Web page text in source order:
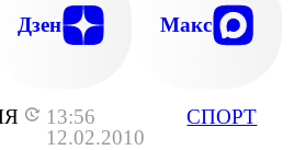
13:56
12.02.2010
СПОРТ
Дзен Макс